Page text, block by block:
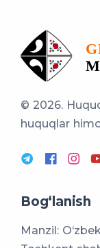
© 2026.
huquqlar
Bog‘lanish
Manzil: